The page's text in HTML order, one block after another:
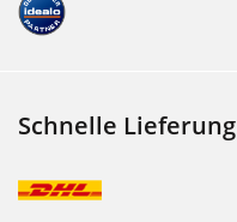
Schnelle Lieferung